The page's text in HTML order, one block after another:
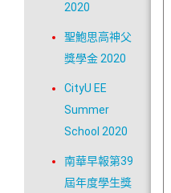
2020
聖鮑思高神父
獎學金 2020
CityU EE
Summer
School 2020
南華早報第39
屆年度學生獎